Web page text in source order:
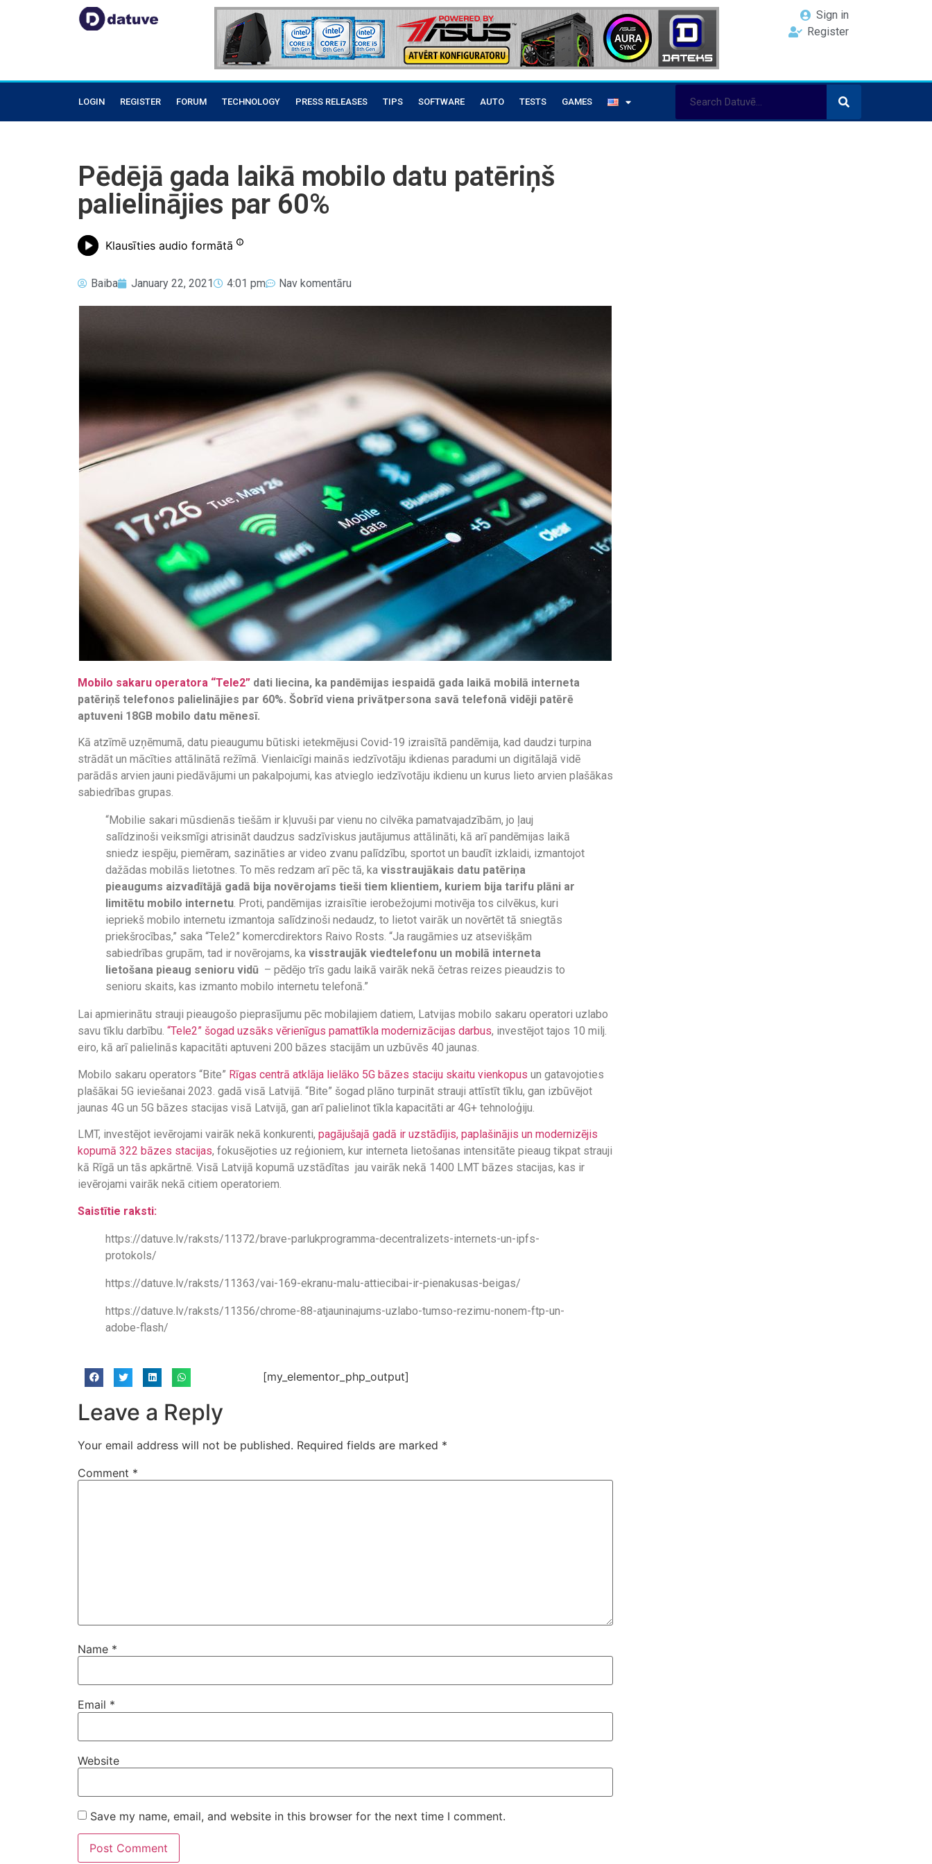
Sign in
Register
LOGIN REGISTER FORUM TECHNOLOGY PRESS RELEASES TIPS SOFTWARE AUTO TESTS GAMES
Pēdējā gada laikā mobilo datu patēriņš
palielinājies par 60%
Klausīties audio formātā
Baiba January 22, 2021 4:01 pm Nav komentāru
Mobilo sakaru operatora “Tele2” dati liecina, ka pandēmijas iespaidā gada laikā mobilā interneta
patēriņš telefonos palielinājies par 60%. Šobrīd viena privātpersona savā telefonā vidēji patērē
aptuveni 18GB mobilo datu mēnesī.
Kā atzīmē uzņēmumā, datu pieaugumu būtiski ietekmējusi Covid-19 izraisītā pandēmija, kad daudzi turpina
strādāt un mācīties attālinātā režīmā. Vienlaicīgi mainās iedzīvotāju ikdienas paradumi un digitālajā vidē
parādās arvien jauni piedāvājumi un pakalpojumi, kas atvieglo iedzīvotāju ikdienu un kurus lieto arvien plašākas
sabiedrības grupas.
“Mobilie sakari mūsdienās tiešām ir kļuvuši par vienu no cilvēka pamatvajadzībām, jo ļauj
salīdzinoši veiksmīgi atrisināt daudzus sadzīviskus jautājumus attālināti, kā arī pandēmijas laikā
sniedz iespēju, piemēram, sazināties ar video zvanu palīdzību, sportot un baudīt izklaidi, izmantojot
dažādas mobilās lietotnes. To mēs redzam arī pēc tā, ka visstraujākais datu patēriņa
pieaugums aizvadītājā gadā bija novērojams tieši tiem klientiem, kuriem bija tarifu plāni ar
limitētu mobilo internetu. Proti, pandēmijas izraisītie ierobežojumi motivēja tos cilvēkus, kuri
iepriekš mobilo internetu izmantoja salīdzinoši nedaudz, to lietot vairāk un novērtēt tā sniegtās
priekšrocības,” saka “Tele2” komercdirektors Raivo Rosts. “Ja raugāmies uz atsevišķām
sabiedrības grupām, tad ir novērojams, ka visstraujāk viedtelefonu un mobilā interneta
lietošana pieaug senioru vidū – pēdējo trīs gadu laikā vairāk nekā četras reizes pieaudzis to
senioru skaits, kas izmanto mobilo internetu telefonā.”
Lai apmierinātu strauji pieaugošo pieprasījumu pēc mobilajiem datiem, Latvijas mobilo sakaru operatori uzlabo
savu tīklu darbību. “Tele2” šogad uzsāks vērienīgus pamattīkla modernizācijas darbus, investējot tajos 10 milj.
eiro, kā arī palielinās kapacitāti aptuveni 200 bāzes stacijām un uzbūvēs 40 jaunas.
Mobilo sakaru operators “Bite” Rīgas centrā atklāja lielāko 5G bāzes staciju skaitu vienkopus un gatavojoties
plašākai 5G ieviešanai 2023. gadā visā Latvijā. “Bite” šogad plāno turpināt strauji attīstīt tīklu, gan izbūvējot
jaunas 4G un 5G bāzes stacijas visā Latvijā, gan arī palielinot tīkla kapacitāti ar 4G+ tehnoloģiju.
LMT, investējot ievērojami vairāk nekā konkurenti, pagājušajā gadā ir uzstādījis, paplašinājis un modernizējis
kopumā 322 bāzes stacijas, fokusējoties uz reģioniem, kur interneta lietošanas intensitāte pieaug tikpat strauji
kā Rīgā un tās apkārtnē. Visā Latvijā kopumā uzstādītas jau vairāk nekā 1400 LMT bāzes stacijas, kas ir
ievērojami vairāk nekā citiem operatoriem.
Saistītie raksti:
https://datuve.lv/raksts/11372/brave-parlukprogramma-decentralizets-internets-un-ipfs-
protokols/
https://datuve.lv/raksts/11363/vai-169-ekranu-malu-attiecibai-ir-pienakusas-beigas/
https://datuve.lv/raksts/11356/chrome-88-atjauninajums-uzlabo-tumso-rezimu-nonem-ftp-un-
adobe-flash/
[my_elementor_php_output]
Leave a Reply
Your email address will not be published. Required fields are marked *
Comment *
Name *
Email *
Website
Save my name, email, and website in this browser for the next time I comment.